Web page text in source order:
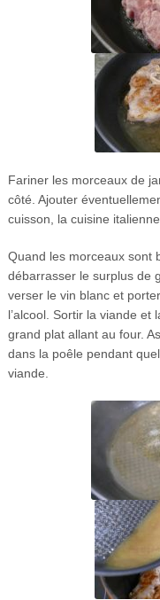
Fariner les morceaux de
côté. Ajouter
cuisson, la cuisine
Quand les morceaux sont
débarrasser le surplus de
verser le vin blanc et
l’alcool. Sortir la viande et
grand plat allant au four.
dans la poêle pendant
viande.